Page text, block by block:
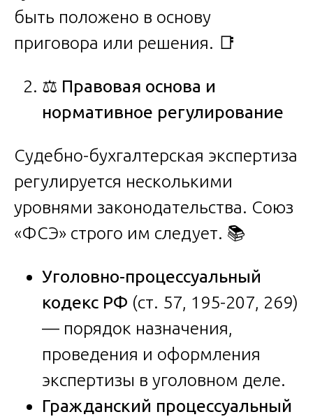
быть положено в основу
приговора или решения. 📑
⚖️ Правовая основа и
нормативное регулирование
Судебно-бухгалтерская экспертиза
регулируется несколькими
уровнями законодательства. Союз
«ФСЭ» строго им следует. 📚
Уголовно-процессуальный
кодекс РФ (ст. 57, 195-207, 269)
— порядок назначения,
проведения и оформления
экспертизы в уголовном деле.
Гражданский процессуальный